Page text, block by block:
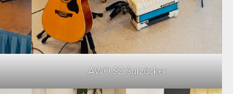
AWO SZ Salzäcker